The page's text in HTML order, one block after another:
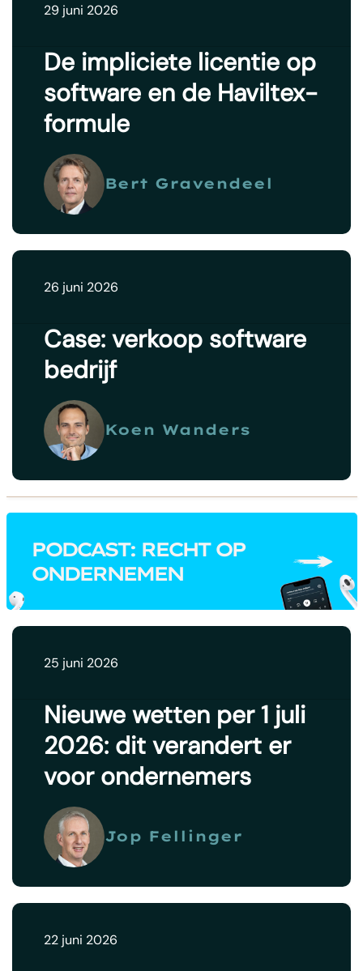
29 juni 2026
De impliciete licentie op
software en de Haviltex-
formule
Bert Gravendeel
26 juni 2026
Case: verkoop software
bedrijf
Koen Wanders
PODCAST: RECHT OP
ONDERNEMEN
25 juni 2026
Nieuwe wetten per 1 juli
2026: dit verandert er
voor ondernemers
Jop Fellinger
22 juni 2026